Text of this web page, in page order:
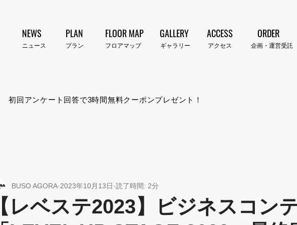
FLOOR MAP
​フロアマップ
PLAN
​プラン​
GALLERY
​ギャラリー
ACCESS
​アクセス
NEWS
​ニュース
ORDER
企画・運営受託
初回アンケート回答で3時間無料クーポンプレゼント！
【レベステ2023】ビジネスコン
BUSO AGORA 2023年10月13日 読了時間: 2分